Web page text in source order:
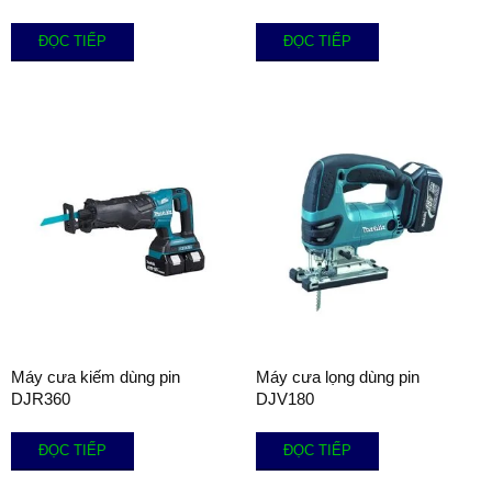
ĐỌC TIẾP ĐỌC TIẾP
Máy cưa kiếm dùng pin
DJR360
ĐỌC TIẾP
Máy cưa lọng dùng pin
DJV180
ĐỌC TIẾP